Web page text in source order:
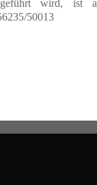
wird, ist
50013